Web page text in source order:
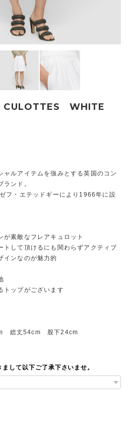
WHITE
ャルアイテムを強みとする英国のコン
ンド。
フ・エテッドギーにより1966年に設
が素敵なフレアキュロット
トして頂けるにも関わらずアクティブ
インなのが魅力的
トップがございます
総丈54cm 股下24cm
して以下ご了承下さいませ。